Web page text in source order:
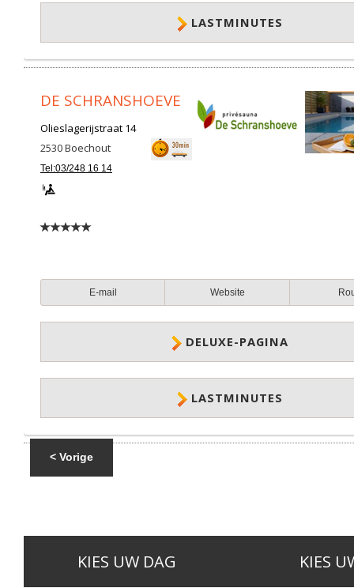
LASTMINUTES
DE SCHRANSHOEVE
Olieslagerijstraat 14
2530Boechout
Tel:03/248 16 14
E-mail Website
DELUXE-PAGINA
LASTMINUTES
< Vorige
KIES UW DAG KIES